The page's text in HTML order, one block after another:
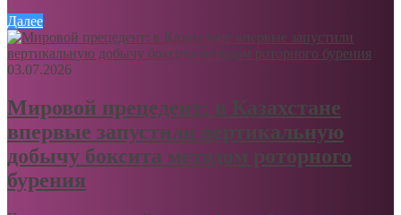
Далее
03.07.2026
Мировой прецедент: в Казахстане
впервые запустили вертикальную
добычу боксита методом роторного
бурения